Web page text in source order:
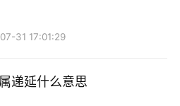
者可以选择多种交易方式，
ETF（交易所交易基金）
可以在市场波动中把握机
31 17:01:29
递延什么意思